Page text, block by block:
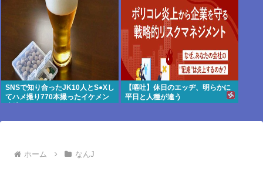
SNSで知り合ったJK10人とS●Xし
てハメ撮り770本撮ったイケメン
【嘔吐】休日のエッヂ、明らかに
平日と人種が違う
ホーム なんJ